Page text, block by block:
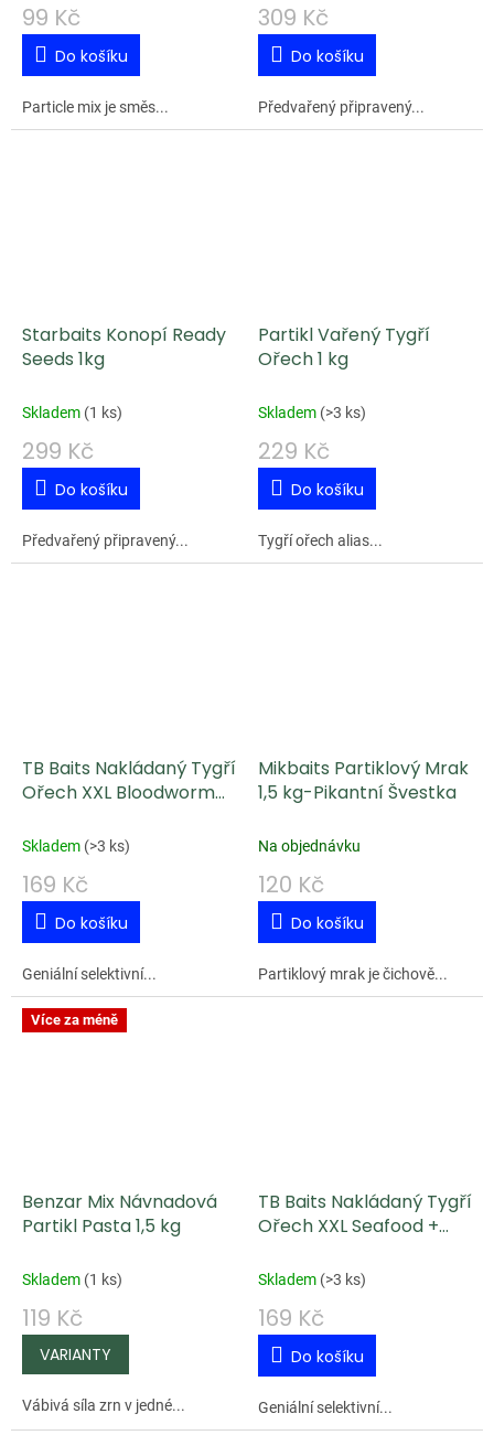
99 Kč
Do košíku
Particle mix je směs...
309 Kč
Do košíku
Předvařený připravený...
Starbaits Konopí Ready
Seeds 1kg
Skladem (1 ks)
299 Kč
Do košíku
Předvařený připravený...
Partikl Vařený Tygří
Ořech 1 kg
Skladem (>3 ks)
229 Kč
Do košíku
Tygří ořech alias...
TB Baits Nakládaný Tygří
Ořech XXL Bloodworm
Skladem (>3 ks)
169 Kč
Do košíku
Geniální selektivní...
Mikbaits Partiklový Mrak
1,5 kg-Pikantní Švestka
Na objednávku
120 Kč
Do košíku
Partiklový mrak je čichově...
Více za méně
Benzar Mix Návnadová
Partikl Pasta 1,5 kg
Skladem (1 ks)
119 Kč
Vábivá síla zrn v jedné...
TB Baits Nakládaný Tygří
Ořech XXL Seafood +
Skladem (>3 ks)
169 Kč
Do košíku
Geniální selektivní...